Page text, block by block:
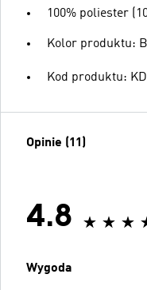
100% poliester
Kolor produktu:
Kod produktu:
Opinie (11)
4.8
Wygoda